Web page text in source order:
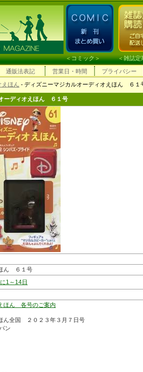
＜コミック＞ ＜雑誌定
通販法表記 営業日・時間 プライバシー
えほん - ディズニーマジカルオーディオえほん ６１
ーディオえほん ６１号
ん ６１号
1～14日
ほん 各号のご案内
ん全国 ２０２３年３月７日号
ン